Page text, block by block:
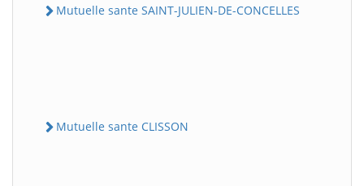
Mutuelle sante SAINT-JULIEN-DE-CONCELLES
Mutuelle sante CLISSON